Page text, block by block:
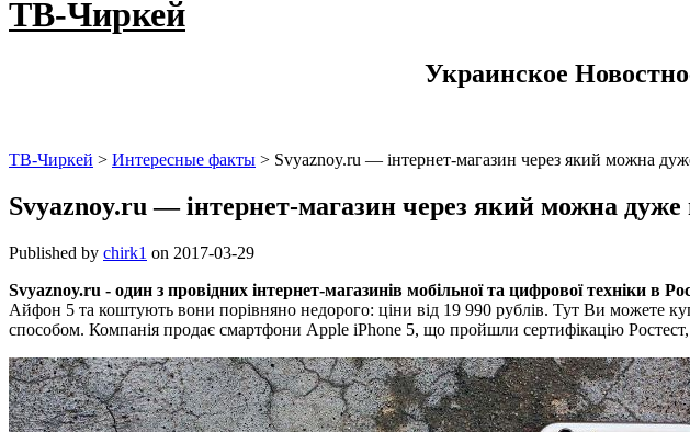
ТВ-Чиркей
Украинское
ТВ-Чиркей > Интересные факты > Svyaznoy.ru — інтернет-магазин через який можна
Svyaznoy.ru — інтернет-магазин через який можна
Published by chirk1 on 2017-03-29
Svyaznoy.ru - один з провідних інтернет-магазинів мобільної та цифрової техніки в
Айфон 5 та коштують вони порівняно недорого: ціни від 19 990 рублів. Тут Ви можете
способом. Компанія продає смартфони Apple iPhone 5, що пройшли сертифікацію Ростест,